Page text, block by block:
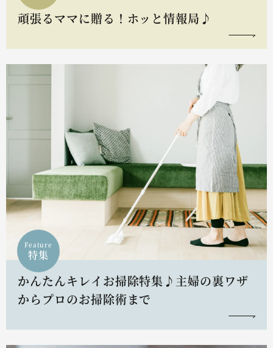
頑張るママに贈る！ホッと情報局♪
Feature
特集
かんたんキレイお掃除特集♪主婦の裏ワザ
からプロのお掃除術まで